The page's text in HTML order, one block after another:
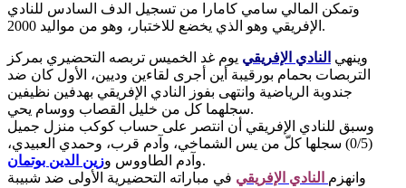
وتمكن المالي سامي كامارا من تسجيل الدف السادس للنادي
الإفريقي وهو الذي يخضع للاختبار، وهو من مواليد 2000.
وينهي النادي الإفريقي يوم غد الخميس تربصه التحضيري بمركز
التربصات بحمام بورقيبة أين أجرى لقاءين وديين، الأول كان ضد
جندوبة الرياضية وانتهى بفوز النادي الإفريقي بهدفين نظيفين
سجلهما كل من خليل القصاب ووسام يحي.
وسبق للنادي الإفريقي أن انتصر على حساب كوكب منزل جميل
(0/5) سجلها كلّ من يس الشماخي، وآدم قرب، وحمدي العبيدي،
وآدم الطاووس وزين الدين بوتمان
.
وانهزم النادي الإفريقي في مباراته التحضيرية الأولى ضد شبيبة